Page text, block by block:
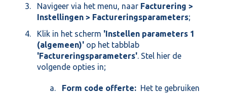
Navigeer via het menu, naar Facturering >
Instellingen > Factureringsparameters;
Klik in het scherm 'Instellen parameters 1
(algemeen)' op het tabblab
'Factureringsparameters'. Stel hier de
volgende opties in;
Form code offerte: Het te gebruiken